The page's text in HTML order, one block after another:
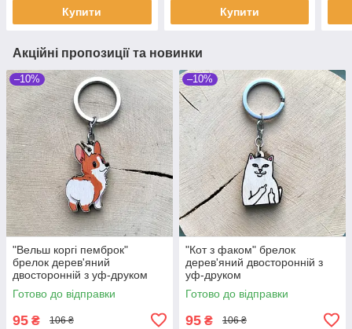
Купити Купити
Акційні пропозиції та новинки
–10%
"Вельш коргі пемброк"
брелок дерев'яний
двосторонній з уф-друком
Готово до відправки
95 ₴ 106 ₴
–10%
"Кот з факом" брелок
дерев'яний двосторонній з
уф-друком
Готово до відправки
95 ₴ 106 ₴